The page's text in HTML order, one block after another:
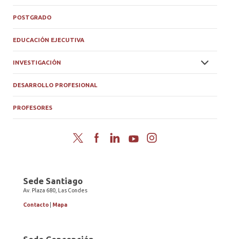
POSTGRADO
EDUCACIÓN EJECUTIVA
INVESTIGACIÓN
DESARROLLO PROFESIONAL
PROFESORES
Twitter FacebookLinkedInYouTubeInstagram
Sede Santiago
Av. Plaza 680, Las Condes
Contacto Mapa